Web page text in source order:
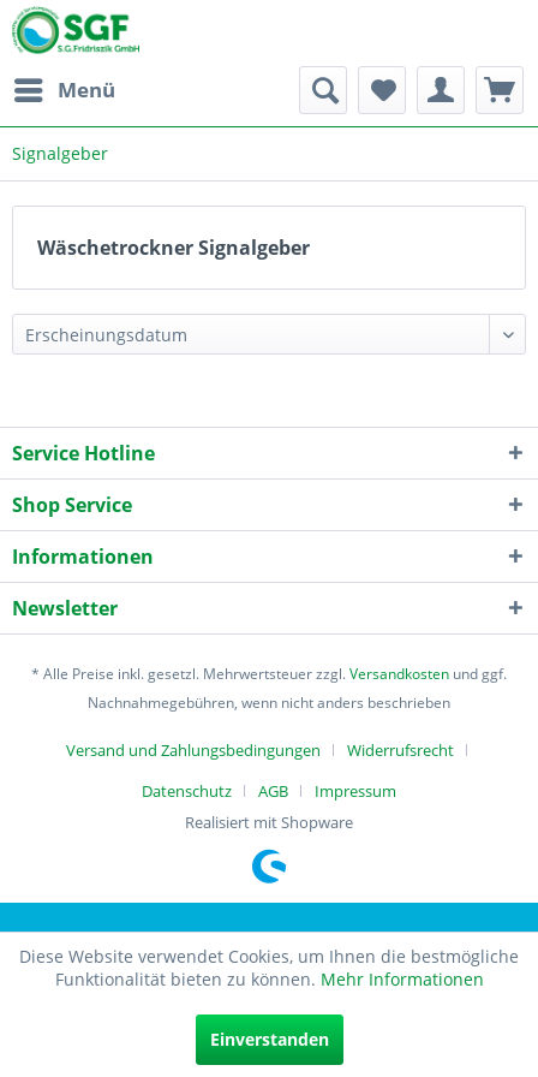
Menü
Signalgeber
Wäschetrockner Signalgeber
Service Hotline
Shop Service
Informationen
Newsletter
* Alle Preise inkl. gesetzl. Mehrwertsteuer zzgl.Versandkosten und ggf.
Nachnahmegebühren, wenn nicht anders beschrieben
Versand und Zahlungsbedingungen
Widerrufsrecht
Datenschutz
AGB
Impressum
Realisiert mit Shopware
Diese Website verwendet Cookies, um Ihnen die bestmögliche
Funktionalität bieten zu können. Mehr Informationen
Einverstanden